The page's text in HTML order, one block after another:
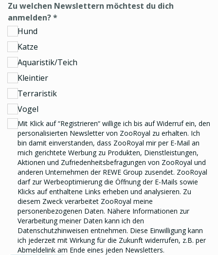
Zu welchen Newslettern möchtest du dich
anmelden?*
Hund
Katze
Aquaristik/Teich
Kleintier
Terraristik
Vogel
Mit Klick auf “Registrieren“ willige ich bis auf Widerruf ein, den
personalisierten Newslettervon ZooRoyal zu erhalten. Ich
bin damit einverstanden, dass ZooRoyal mir per E-Mail an
mich gerichtete Werbung zu Produkten, Dienstleistungen,
Aktionen und Zufriedenheitsbefragungen von ZooRoyal und
anderen Unternehmen der REWE Group zusendet. ZooRoyal
darf zur Werbeoptimierung die Öffnung der E-Mails sowie
Klicks auf enthaltene Links erheben und analysieren. Zu
diesem Zweck verarbeitet ZooRoyal meine
personenbezogenen Daten. Nähere Informationen zur
Verarbeitung meiner Daten kann ich den
Datenschutzhinweisen entnehmen. Diese Einwilligung kann
ich jederzeit mit Wirkung für die Zukunft widerrufen, z.B. per
Abmeldelink am Ende eines jeden Newsletters.